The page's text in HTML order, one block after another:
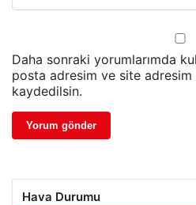
Daha sonraki yorumlarımda
posta adresim ve site adresim
kaydedilsin.
Hava Durumu